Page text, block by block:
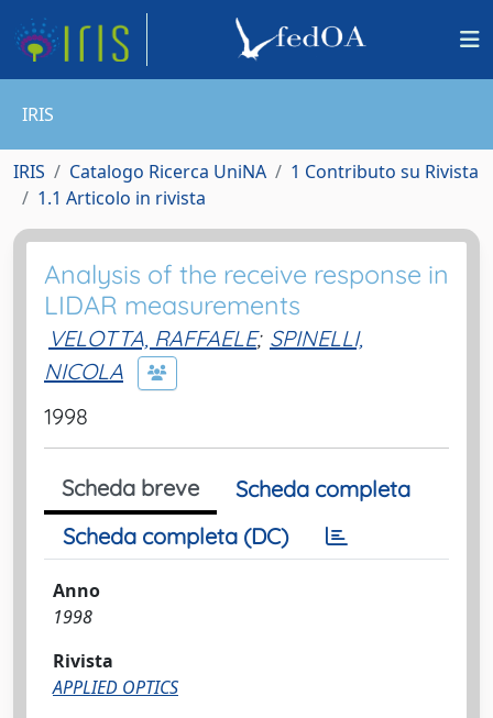
IRIS
IRIS Catalogo Ricerca UniNA
1 Contributo su Rivista
1.1 Articolo in rivista
Analysis of the receive response in
LIDAR measurements
VELOTTA, RAFFAELE; SPINELLI,
NICOLA
1998
Scheda breve
Scheda completa
Scheda completa (DC)
Anno
1998
Rivista
APPLIED OPTICS